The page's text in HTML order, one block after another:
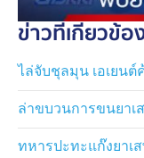
ข่าวที่เกี่ยวข้อ
ไล่จับชุลมุน เอเยนต์
ล่าขบวนการขนยาเ
ทหารปะทะแก๊งยาเ